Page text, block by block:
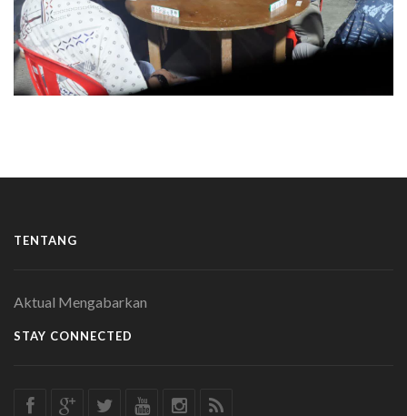
TENTANG
Aktual Mengabarkan
STAY CONNECTED